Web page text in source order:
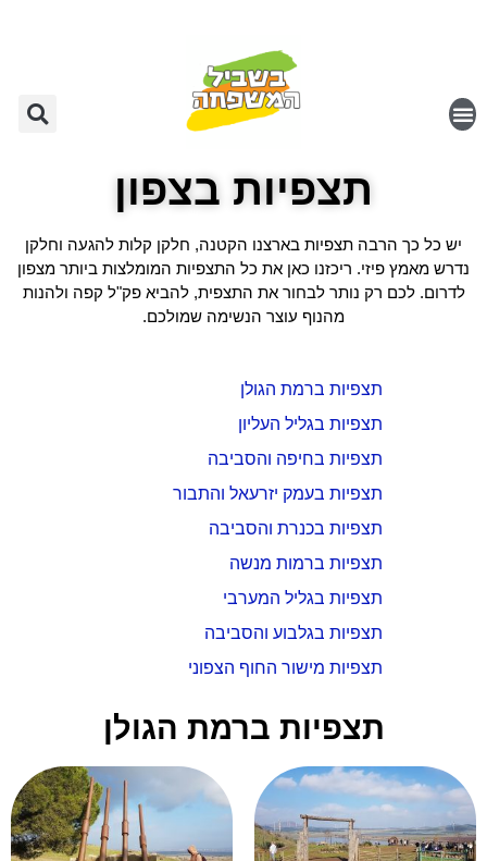
תצפיות בצפון
יש כל כך הרבה תצפיות בארצנו הקטנה, חלקן קלות להגעה וחלקן
נדרש מאמץ פיזי. ריכזנו כאן את כל התצפיות המומלצות ביותר מצפון
לדרום. לכם רק נותר לבחור את התצפית, להביא פק"ל קפה ולהנות
מהנוף עוצר הנשימה שמולכם.
תצפיות ברמת הגולן
תצפיות בגליל העליון
תצפיות בחיפה והסביבה
תצפיות בעמק יזרעאל והתבור
תצפיות בכנרת והסביבה
תצפיות ברמות מנשה
תצפיות בגליל המערבי
תצפיות בגלבוע והסביבה
תצפיות מישור החוף הצפוני
תצפיות ברמת הגולן